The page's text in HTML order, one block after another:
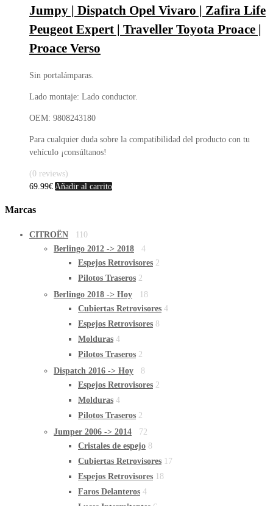
Jumpy | Dispatch Opel Vivaro | Zafira Life
Peugeot Expert | Traveller Toyota Proace |
Proace Verso
Sin portalámparas.
Lado montaje: Lado conductor.
OEM: 9808243180
Para cualquier duda sobre la compatibilidad del producto con tu
vehículo ¡consúltanos!
(0 reviews)
69.99€ Añadir al carrito
Marcas
CITROËN
110
Berlingo 2012 -> 2018
4
Espejos Retrovisores 2
Pilotos Traseros 2
Berlingo 2018 -> Hoy
18
Cubiertas Retrovisores 4
Espejos Retrovisores 8
Molduras 4
Pilotos Traseros 2
Dispatch 2016 -> Hoy
8
Espejos Retrovisores 2
Molduras 4
Pilotos Traseros 2
Jumper 2006 -> 2014
72
Cristales de espejo 8
Cubiertas Retrovisores 17
Espejos Retrovisores 18
Faros Delanteros 4